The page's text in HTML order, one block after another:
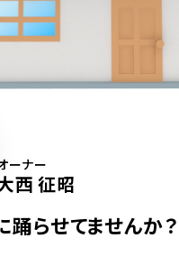
ーナー
西 征昭
らせてませんか？